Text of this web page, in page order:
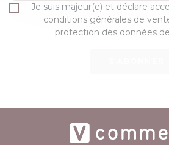
Je suis majeur(e) et déclare
conditions générales de
protection des données